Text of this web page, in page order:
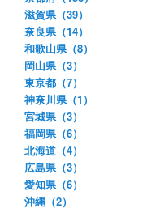
滋賀県（39）
奈良県（14）
和歌山県（8）
岡山県（3）
東京都（7）
神奈川県（1）
宮城県（3）
福岡県（6）
北海道（4）
広島県（3）
愛知県（6）
沖縄（2）